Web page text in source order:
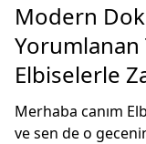
Modern
Elbiselerle
Merhaba canım
ve sen de o